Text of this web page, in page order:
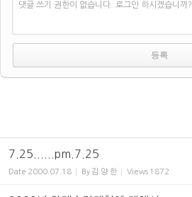
댓글 쓰기 권한이 없습니다. 로그인 하시겠습니까?
7.25......pm.7.25
Date 2000.07.18 By 김 양 한 Views 1872